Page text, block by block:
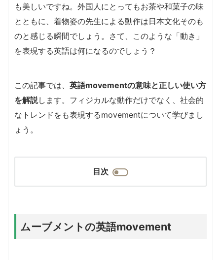
も美しいですね。外国人にとってもお茶や和菓子の味
とともに、着物姿の先生による動作は日本文化そのも
のと感じる瞬間でしょう。さて、このような「動き」
を表現する英語は何になるのでしょう？
この記事では、 英語movementの意味と正しい使い方
を解説します。フィジカルな動作だけでなく、社会的
なトレンドをも表現するmovementについて学びまし
ょう。
目次
ムーブメントの英語movement